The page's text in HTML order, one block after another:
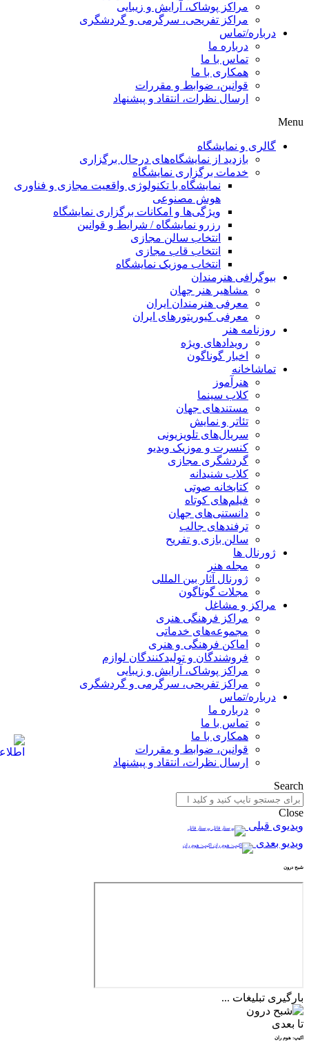
مراکز پوشاک، آرایش و زیبایی
مراکز تفریحی، سرگرمی و گردشگری
درباره/تماس
درباره ما
تماس با ما
همکاری با ما
قوانین، ضوابط و مقررات
ارسال نظرات، انتقاد و پیشنهاد
Menu
گالری و نمایشگاه
بازدید از نمایشگاه‌های درحال برگزاری
خدمات برگزاری نمایشگاه
نمایشگاه با تکنولوژی واقعیت مجازی و فناوری
هوش مصنوعی
ویژگی‌ها و امکانات برگزاری نمایشگاه
رزرو نمایشگاه / شرایط و قوانین
انتخاب سالن مجازی
انتخاب قاب مجازی
انتخاب موزیک نمایشگاه
بیوگرافی هنرمندان
مشاهیر هنر جهان
معرفی هنرمندان ایران
معرفی کیوریتورهای ایران
روزنامه هنر
رویدادهای ویژه
اخبار گوناگون
تماشاخانه
هنرآموز
کلاب سینما
مستندهای جهان
تئاتر و نمایش
سریال‌های تلویزیونی
کنسرت و موزیک ویدیو
گردشگری مجازی
کلاب شنیدانه
کتابخانه صوتی
فیلم‌های کوتاه
دانستنی‌های جهان
ترفندهای جالب
سالن بازی و تفریح
ژورنال ها
مجله هنر
ژورنال آثار بین المللی
مجلات گوناگون
مراکز و مشاغل
مراکز فرهنگی هنری
مجموعه‌های خدماتی
اماکن فرهنگی و هنری
فروشندگان و تولیدکنندگان لوازم
مراکز پوشاک، آرایش و زیبایی
مراکز تفریحی، سرگرمی و گردشگری
درباره/تماس
درباره ما
تماس با ما
همکاری با ما
قوانین، ضوابط و مقررات
ارسال نظرات، انتقاد و پیشنهاد
Search
Close
ویدیوی قبلی
پرستار قاتل
ویدیو بعدی اکیپ: هوم ران
شبح درون
بارگیری تبلیغات ...
تا بعدی
اکیپ: هوم ران